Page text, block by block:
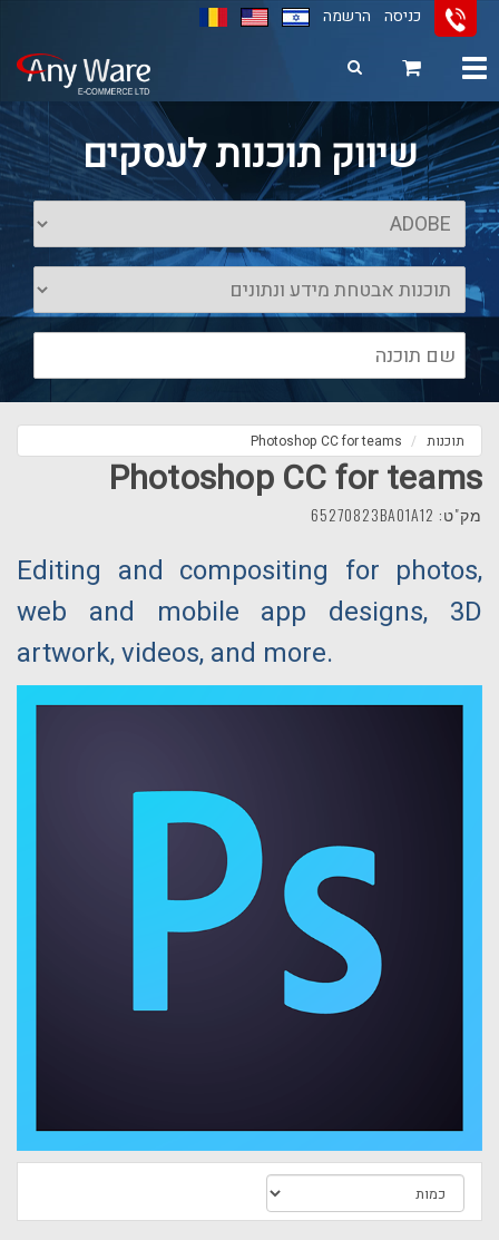
11
12
13
כניסה הרשמה
Toggle
שיווק תוכנות לעסקים
תוכנות Photoshop CC for teams
Photoshop CC for teams
מק"ט: 65270823BA01A12
Editing and compositing for photos,
web and mobile app designs, 3D
artwork, videos, and more.